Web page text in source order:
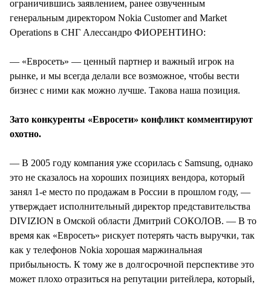
ограничившись заявлением, ранее озвученным
генеральным директором Nokia Customer and Market
Operations в СНГ Алессандро ФИОРЕНТИНО:
— «Евросеть» — ценный партнер и важный игрок на
рынке, и мы всегда делали все возможное, чтобы вести
бизнес с ними как можно лучше. Такова наша позиция.
Зато конкуренты «Евросети» конфликт комментируют
охотно.
— В 2005 году компания уже ссорилась с Samsung, однако
это не сказалось на хороших позициях вендора, который
занял 1-е место по продажам в России в прошлом году, —
утверждает исполнительный директор представительства
DIVIZION в Омской области Дмитрий СОКОЛОВ. — В то
время как «Евросеть» рискует потерять часть выручки, так
как у телефонов Nokia хорошая маржинальная
прибыльность. К тому же в долгосрочной перспективе это
может плохо отразиться на репутации ритейлера, который,